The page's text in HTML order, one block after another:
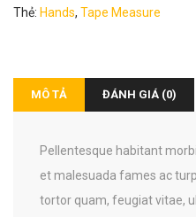
Thẻ: Hands, Tape Measure
MÔ TẢ ĐÁNH GIÁ (0)
Pellentesque habitant
et malesuada fames ac
tortor quam, feugiat vitae,